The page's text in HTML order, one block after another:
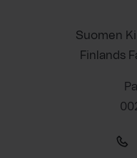
Suomen
Finlands